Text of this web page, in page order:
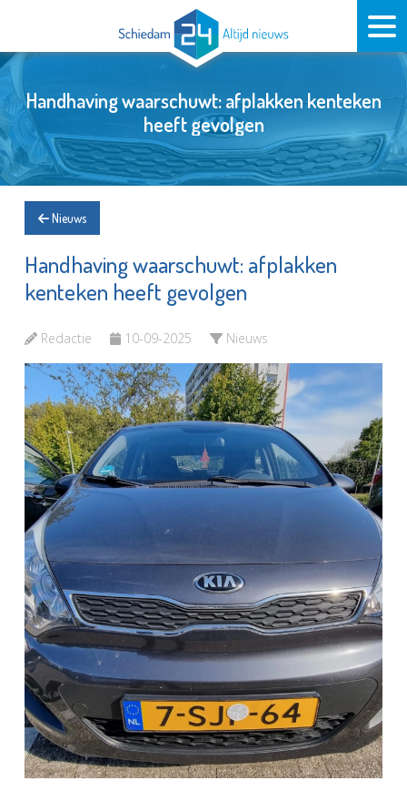
Handhaving waarschuwt: afplakken kenteken
heeft gevolgen
Nieuws
Handhaving waarschuwt: afplakken
kenteken heeft gevolgen
Redactie 10-09-2025 Nieuws